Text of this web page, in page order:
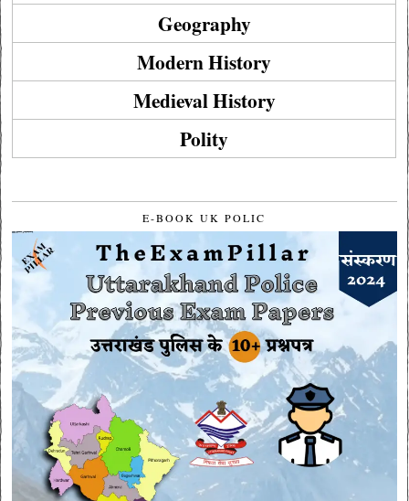
Geography
Modern History
Medieval History
Polity
E-BOOK UK POLIC